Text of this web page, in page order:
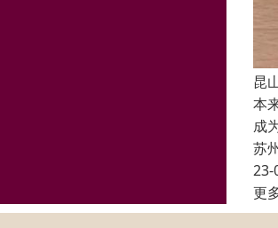
昆
本
成
苏
23-
更